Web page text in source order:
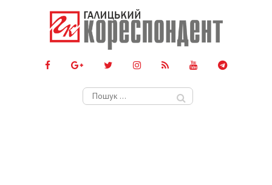
Пошук: